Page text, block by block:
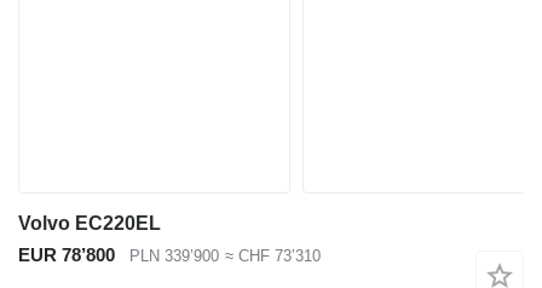
Volvo EC220EL
EUR 78’800
PLN 339’900 ≈ CHF 73’310